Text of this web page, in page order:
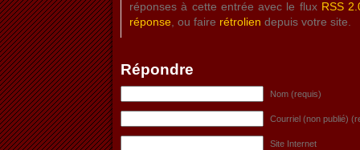
réponses à cette entrée avec le flux RSS
réponse, ou faire rétrolien depuis votre site.
Répondre
Nom (requis)
Courriel (non publié)
Site Internet